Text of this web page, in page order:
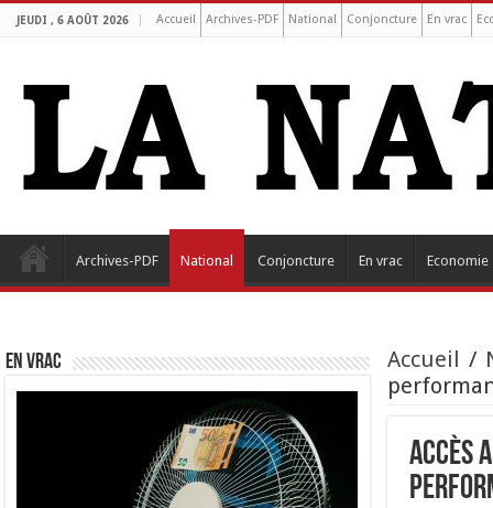
JEUDI , 6 AOÛT 2026 Accueil Archives-PDF National Conjoncture En vrac
Archives-PDF National Conjoncture En vrac Economie
Accueil /
Accès
EN VRAC